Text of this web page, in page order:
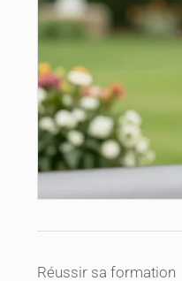
Réussir sa formation